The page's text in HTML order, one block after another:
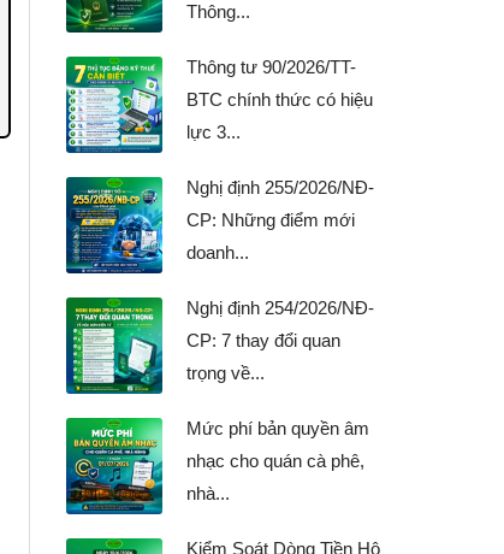
Thông...
Thông tư 90/2026/TT-
BTC chính thức có hiệu
lực 3...
Nghị định 255/2026/NĐ-
CP: Những điểm mới
doanh...
Nghị định 254/2026/NĐ-
CP: 7 thay đổi quan
trọng về...
Mức phí bản quyền âm
nhạc cho quán cà phê,
nhà...
Kiểm Soát Dòng Tiền Hộ